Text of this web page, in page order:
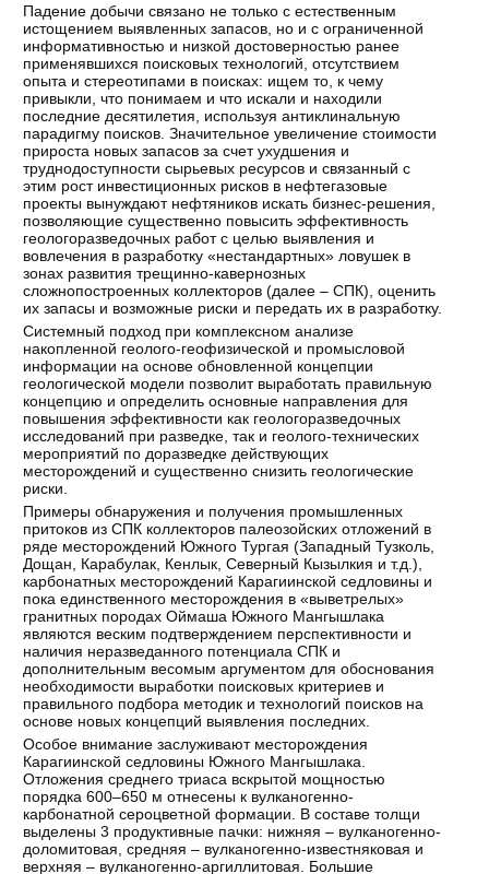
Падение добычи связано не только с естественным
истощением выявленных запасов, но и с ограниченной
информативностью и низкой достоверностью ранее
применявшихся поисковых технологий, отсутствием
опыта и стереотипами в поисках: ищем то, к чему
привыкли, что понимаем и что искали и находили
последние десятилетия, используя антиклинальную
парадигму поисков. Значительное увеличение стоимости
прироста новых запасов за счет ухудшения и
труднодоступности сырьевых ресурсов и связанный с
этим рост инвестиционных рисков в нефтегазовые
проекты вынуждают нефтяников искать бизнес-решения,
позволяющие существенно повысить эффективность
геологоразведочных работ с целью выявления и
вовлечения в разработку «нестандартных» ловушек в
зонах развития трещинно-кавернозных
сложнопостроенных коллекторов (далее – СПК), оценить
их запасы и возможные риски и передать их в разработку.
Системный подход при комплексном анализе
накопленной геолого-геофизической и промысловой
информации на основе обновленной концепции
геологической модели позволит выработать правильную
концепцию и определить основные направления для
повышения эффективности как геологоразведочных
исследований при разведке, так и геолого-технических
мероприятий по доразведке действующих
месторождений и существенно снизить геологические
риски.
Примеры обнаружения и получения промышленных
притоков из СПК коллекторов палеозойских отложений в
ряде месторождений Южного Тургая (Западный Тузколь,
Дощан, Карабулак, Кенлык, Северный Кызылкия и т.д.),
карбонатных месторождений Карагиинской седловины и
пока единственного месторождения в «выветрелых»
гранитных породах Оймаша Южного Мангышлака
являются веским подтверждением перспективности и
наличия неразведанного потенциала СПК и
дополнительным весомым аргументом для обоснования
необходимости выработки поисковых критериев и
правильного подбора методик и технологий поисков на
основе новых концепций выявления последних.
Особое внимание заслуживают месторождения
Карагиинской седловины Южного Мангышлака.
Отложения среднего триаса вскрытой мощностью
порядка 600–650 м отнесены к вулканогенно-
карбонатной сероцветной формации. В составе толщи
выделены 3 продуктивные пачки: нижняя – вулканогенно-
доломитовая, средняя – вулканогенно-известняковая и
верхняя – вулканогенно-аргиллитовая. Большие